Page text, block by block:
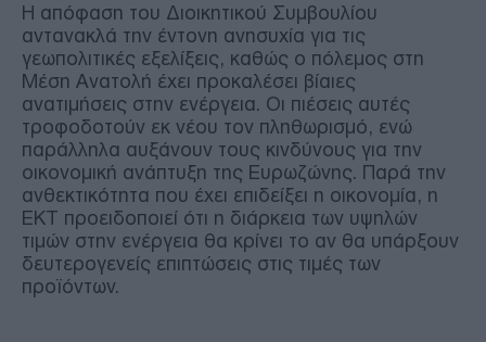
Η απόφαση του Διοικητικού Συμβουλίου
αντανακλά την έντονη ανησυχία για τις
γεωπολιτικές εξελίξεις, καθώς ο πόλεμος στη
Μέση Ανατολή έχει προκαλέσει βίαιες
ανατιμήσεις στην ενέργεια. Οι πιέσεις αυτές
τροφοδοτούν εκ νέου τον πληθωρισμό, ενώ
παράλληλα αυξάνουν τους κινδύνους για την
οικονομική ανάπτυξη της Ευρωζώνης. Παρά την
ανθεκτικότητα που έχει επιδείξει η οικονομία, η
ΕΚΤ προειδοποιεί ότι η διάρκεια των υψηλών
τιμών στην ενέργεια θα κρίνει το αν θα υπάρξουν
δευτερογενείς επιπτώσεις στις τιμές των
προϊόντων.